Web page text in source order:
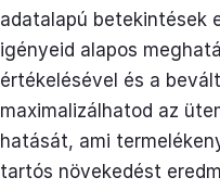
adatalapú betekintések
igényeid alapos
értékelésével és a
maximalizálhatod az
hatását, ami
tartós növekedést